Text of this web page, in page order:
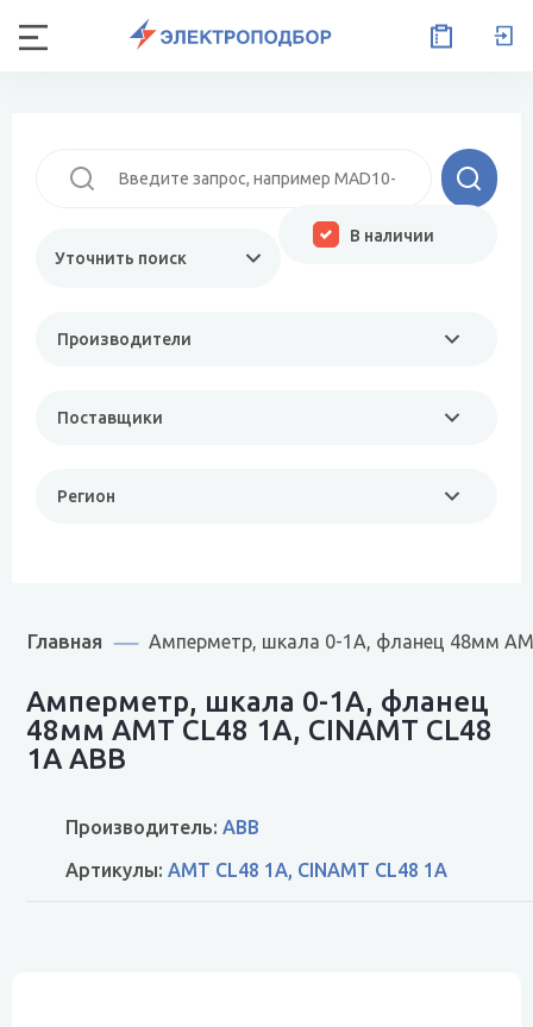
Уточнить поиск
Производители
Поставщики
Регион
В наличии
Главная Амперметр, шкала 0-1A, фланец 48мм
Амперметр, шкала 0-1A, фланец
48мм AMT CL48 1A, CINAMT CL48
1A ABB
Производитель: ABB
Артикулы: AMT CL48 1A, CINAMT CL48 1A